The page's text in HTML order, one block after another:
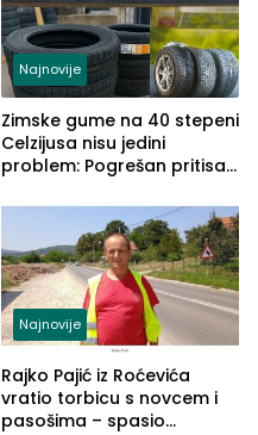
Najnovije
Zimske gume na 40 stepeni
Celzijusa nisu jedini
problem: Pogrešan pritisak
Najnovije
Rajko Pajić iz Roćevića
vratio torbicu s novcem i
pasošima – spasio